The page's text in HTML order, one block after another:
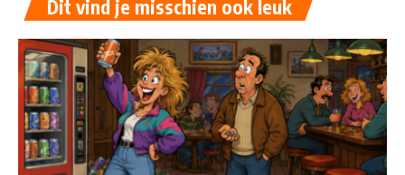
Dit vind je misschien ook leuk